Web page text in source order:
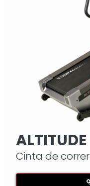
ALTITUDE
Cinta de correr